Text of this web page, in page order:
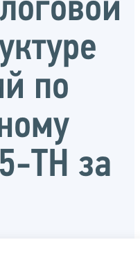
по
ТН за